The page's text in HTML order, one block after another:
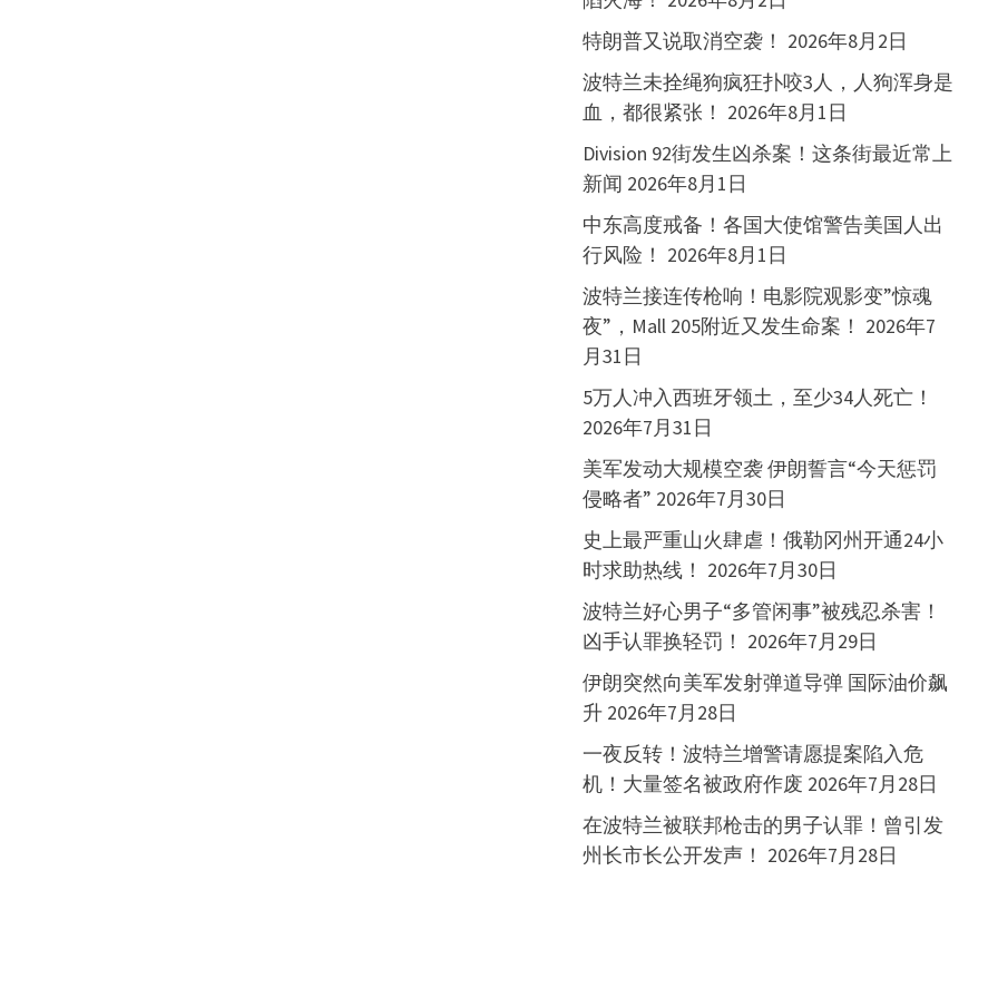
特朗普又说取消空袭！ 2026年8月2日
波特兰未拴绳狗疯狂扑咬3人，人狗浑身是
血，都很紧张！ 2026年8月1日
Division 92街发生凶杀案！这条街最近常上
新闻 2026年8月1日
中东高度戒备！各国大使馆警告美国人出
行风险！ 2026年8月1日
波特兰接连传枪响！电影院观影变”惊魂
夜”，Mall 205附近又发生命案！ 2026年7
月31日
5万人冲入西班牙领土，至少34人死亡！
2026年7月31日
美军发动大规模空袭 伊朗誓言“今天惩罚
侵略者” 2026年7月30日
史上最严重山火肆虐！俄勒冈州开通24小
时求助热线！ 2026年7月30日
波特兰好心男子“多管闲事”被残忍杀害！
凶手认罪换轻罚！ 2026年7月29日
伊朗突然向美军发射弹道导弹 国际油价飙
升 2026年7月28日
一夜反转！波特兰增警请愿提案陷入危
机！大量签名被政府作废 2026年7月28日
在波特兰被联邦枪击的男子认罪！曾引发
州长市长公开发声！ 2026年7月28日